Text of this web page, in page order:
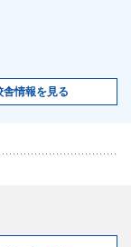
舎情報を見る